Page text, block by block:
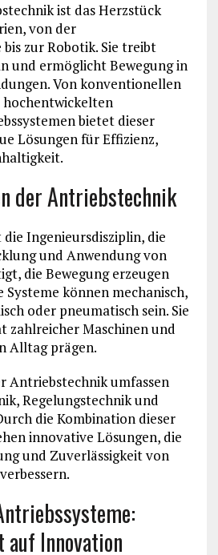
ist das Herzstück
von der
zur Robotik. Sie treibt
und ermöglicht Bewegung in
Von konventionellen
bietet dieser
Lösungen für Effizienz,
der Antriebstechnik
Ingenieursdisziplin, die
und Anwendung von
die Bewegung erzeugen
Systeme können mechanisch,
oder pneumatisch sein. Sie
zahlreicher Maschinen und
Alltag prägen.
Antriebstechnik umfassen
Regelungstechnik und
die Kombination dieser
innovative Lösungen, die
und Zuverlässigkeit von
Innovation